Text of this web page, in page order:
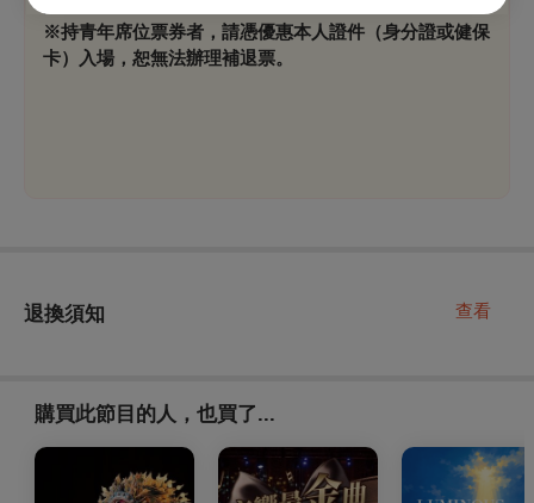
※持青年席位票券者，請憑優惠本人證件（身分證或健保
卡）入場，恕無法辦理補退票。
退換須知 查看
購買此節目的人，也買了...